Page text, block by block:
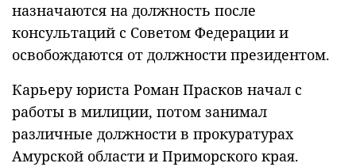
назначаются на должность после
консультаций с Советом Федерации и
освобождаются от должности президентом.
Карьеру юриста Роман Прасков начал с
работы в милиции, потом занимал
различные должности в прокуратурах
Амурской области и Приморского края.